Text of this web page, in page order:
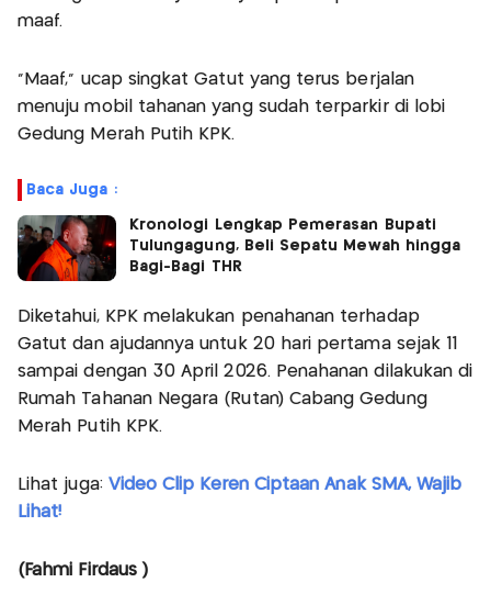
maaf.
"Maaf," ucap singkat Gatut yang terus berjalan
menuju mobil tahanan yang sudah terparkir di lobi
Gedung Merah Putih KPK.
Baca Juga :
Kronologi Lengkap Pemerasan Bupati
Tulungagung, Beli Sepatu Mewah hingga
Bagi-Bagi THR
Diketahui, KPK melakukan penahanan terhadap
Gatut dan ajudannya untuk 20 hari pertama sejak 11
sampai dengan 30 April 2026. Penahanan dilakukan di
Rumah Tahanan Negara (Rutan) Cabang Gedung
Merah Putih KPK.
Lihat juga: Video Clip Keren Ciptaan Anak SMA, Wajib
Lihat!
(Fahmi Firdaus )